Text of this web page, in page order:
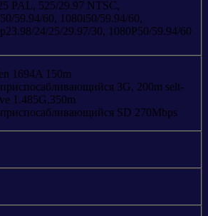
PAL, 525/29.97 NTSC,
59.94/60, 1080i50/59.94/60,
24/25/29.97/30, 1080P50/59.94/60
1694A 150m
3G, 200m selt-
1.485G,350m
SD 270Mbps